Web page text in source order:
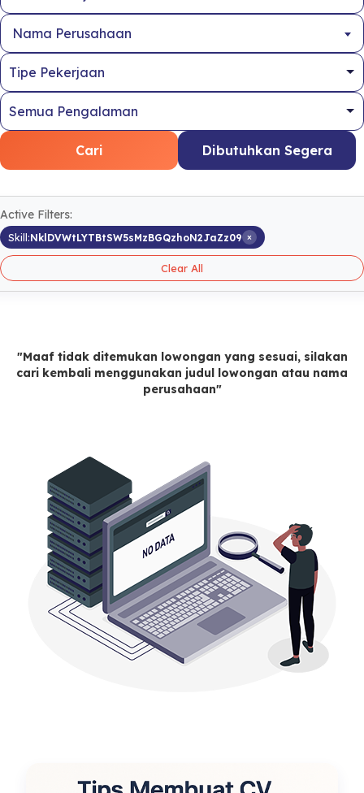
Nama Perusahaan
Cari Dibutuhkan Segera
Active Filters:
Skill:NklDVWtLYTBtSW5sMzBGQzhoN2JaZz09 ×
Clear All
"Maaf tidak ditemukan lowongan yang sesuai, silakan
cari kembali menggunakan judul lowongan atau nama
perusahaan"